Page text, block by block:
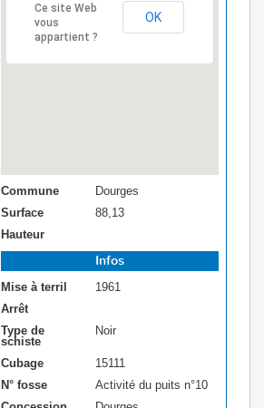
Ce site Web
vous
appartient ?
OK
Commune
Dourges
Surface
88,13
Hauteur
Infos
Mise à terril
1961
Arrêt
Type de
schiste
Noir
Cubage
15111
N° fosse
Activité du puits n°10